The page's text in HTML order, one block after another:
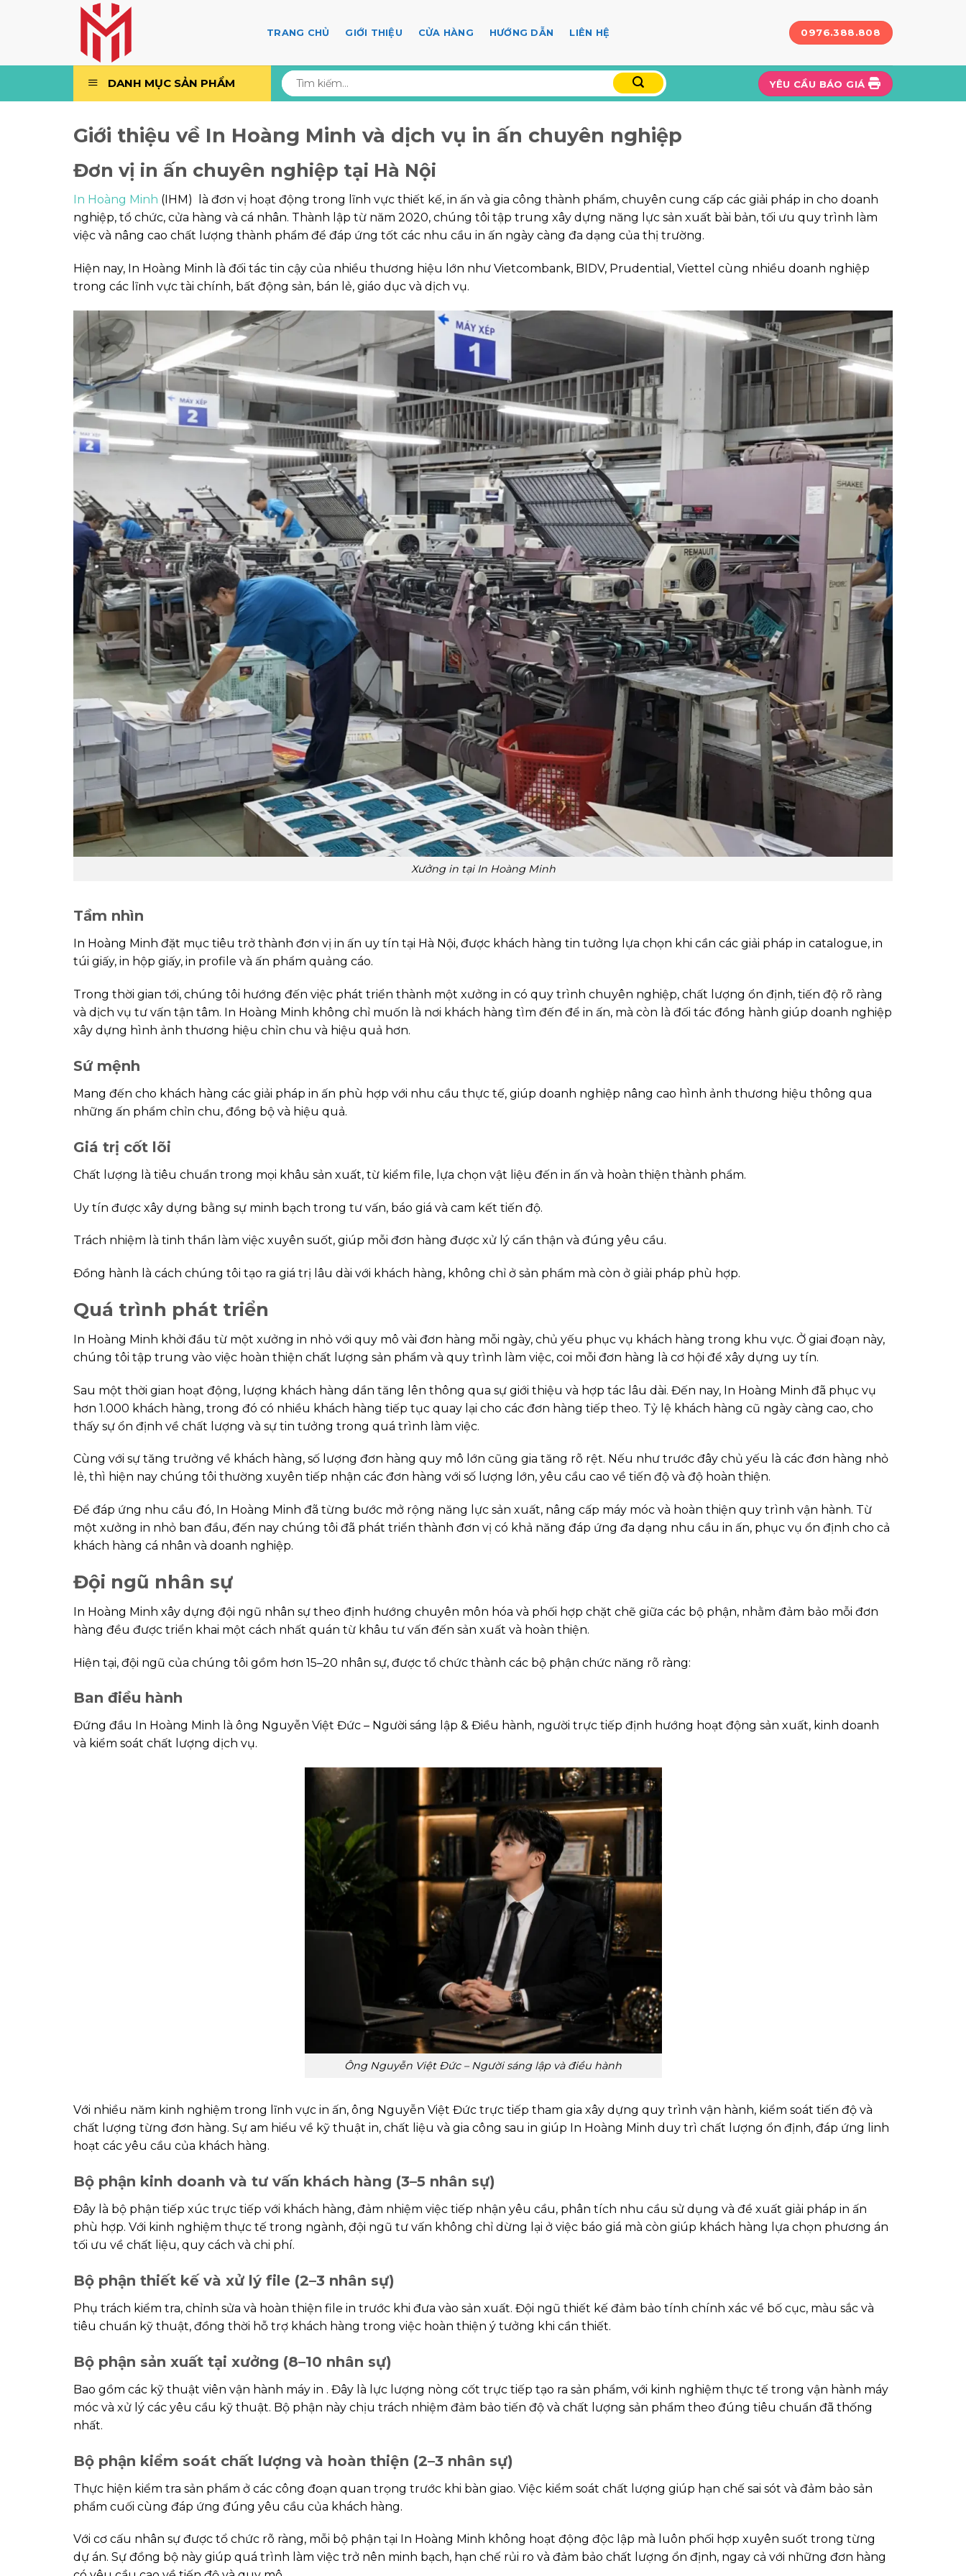
TRANG CHỦ GIỚI THIỆU CỬA HÀNG HƯỚNG DẪN LIÊN HỆ 0976.388.808
DANH MỤC SẢN PHẨM
Tìm
kiếm:
YÊU CẦU BÁO GIÁ
Giới thiệu về In Hoàng Minh và dịch vụ in ấn chuyên nghiệp
Đơn vị in ấn chuyên nghiệp tại Hà Nội
In Hoàng Minh (IHM) là đơn vị hoạt động trong lĩnh vực thiết kế, in ấn và gia công thành phẩm, chuyên cung cấp các giải pháp in cho doanh
nghiệp, tổ chức, cửa hàng và cá nhân. Thành lập từ năm 2020, chúng tôi tập trung xây dựng năng lực sản xuất bài bản, tối ưu quy trình làm
việc và nâng cao chất lượng thành phẩm để đáp ứng tốt các nhu cầu in ấn ngày càng đa dạng của thị trường.
Hiện nay, In Hoàng Minh là đối tác tin cậy của nhiều thương hiệu lớn như Vietcombank, BIDV, Prudential, Viettel cùng nhiều doanh nghiệp
trong các lĩnh vực tài chính, bất động sản, bán lẻ, giáo dục và dịch vụ.
Xưởng in tại In Hoàng Minh
Tầm nhìn
In Hoàng Minh đặt mục tiêu trở thành đơn vị in ấn uy tín tại Hà Nội, được khách hàng tin tưởng lựa chọn khi cần các giải pháp in catalogue, in
túi giấy, in hộp giấy, in profile và ấn phẩm quảng cáo.
Trong thời gian tới, chúng tôi hướng đến việc phát triển thành một xưởng in có quy trình chuyên nghiệp, chất lượng ổn định, tiến độ rõ ràng
và dịch vụ tư vấn tận tâm. In Hoàng Minh không chỉ muốn là nơi khách hàng tìm đến để in ấn, mà còn là đối tác đồng hành giúp doanh nghiệp
xây dựng hình ảnh thương hiệu chỉn chu và hiệu quả hơn.
Sứ mệnh
Mang đến cho khách hàng các giải pháp in ấn phù hợp với nhu cầu thực tế, giúp doanh nghiệp nâng cao hình ảnh thương hiệu thông qua
những ấn phẩm chỉn chu, đồng bộ và hiệu quả.
Giá trị cốt lõi
Chất lượng là tiêu chuẩn trong mọi khâu sản xuất, từ kiểm file, lựa chọn vật liệu đến in ấn và hoàn thiện thành phẩm.
Uy tín được xây dựng bằng sự minh bạch trong tư vấn, báo giá và cam kết tiến độ.
Trách nhiệm là tinh thần làm việc xuyên suốt, giúp mỗi đơn hàng được xử lý cẩn thận và đúng yêu cầu.
Đồng hành là cách chúng tôi tạo ra giá trị lâu dài với khách hàng, không chỉ ở sản phẩm mà còn ở giải pháp phù hợp.
Quá trình phát triển
In Hoàng Minh khởi đầu từ một xưởng in nhỏ với quy mô vài đơn hàng mỗi ngày, chủ yếu phục vụ khách hàng trong khu vực. Ở giai đoạn này,
chúng tôi tập trung vào việc hoàn thiện chất lượng sản phẩm và quy trình làm việc, coi mỗi đơn hàng là cơ hội để xây dựng uy tín.
Sau một thời gian hoạt động, lượng khách hàng dần tăng lên thông qua sự giới thiệu và hợp tác lâu dài. Đến nay, In Hoàng Minh đã phục vụ
hơn 1.000 khách hàng, trong đó có nhiều khách hàng tiếp tục quay lại cho các đơn hàng tiếp theo. Tỷ lệ khách hàng cũ ngày càng cao, cho
thấy sự ổn định về chất lượng và sự tin tưởng trong quá trình làm việc.
Cùng với sự tăng trưởng về khách hàng, số lượng đơn hàng quy mô lớn cũng gia tăng rõ rệt. Nếu như trước đây chủ yếu là các đơn hàng nhỏ
lẻ, thì hiện nay chúng tôi thường xuyên tiếp nhận các đơn hàng với số lượng lớn, yêu cầu cao về tiến độ và độ hoàn thiện.
Để đáp ứng nhu cầu đó, In Hoàng Minh đã từng bước mở rộng năng lực sản xuất, nâng cấp máy móc và hoàn thiện quy trình vận hành. Từ
một xưởng in nhỏ ban đầu, đến nay chúng tôi đã phát triển thành đơn vị có khả năng đáp ứng đa dạng nhu cầu in ấn, phục vụ ổn định cho cả
khách hàng cá nhân và doanh nghiệp.
Đội ngũ nhân sự
In Hoàng Minh xây dựng đội ngũ nhân sự theo định hướng chuyên môn hóa và phối hợp chặt chẽ giữa các bộ phận, nhằm đảm bảo mỗi đơn
hàng đều được triển khai một cách nhất quán từ khâu tư vấn đến sản xuất và hoàn thiện.
Hiện tại, đội ngũ của chúng tôi gồm hơn 15–20 nhân sự, được tổ chức thành các bộ phận chức năng rõ ràng:
Ban điều hành
Đứng đầu In Hoàng Minh là ông Nguyễn Việt Đức – Người sáng lập & Điều hành, người trực tiếp định hướng hoạt động sản xuất, kinh doanh
và kiểm soát chất lượng dịch vụ.
Ông Nguyễn Việt Đức – Người sáng lập và điều hành
Với nhiều năm kinh nghiệm trong lĩnh vực in ấn, ông Nguyễn Việt Đức trực tiếp tham gia xây dựng quy trình vận hành, kiểm soát tiến độ và
chất lượng từng đơn hàng. Sự am hiểu về kỹ thuật in, chất liệu và gia công sau in giúp In Hoàng Minh duy trì chất lượng ổn định, đáp ứng linh
hoạt các yêu cầu của khách hàng.
Bộ phận kinh doanh và tư vấn khách hàng (3–5 nhân sự)
Đây là bộ phận tiếp xúc trực tiếp với khách hàng, đảm nhiệm việc tiếp nhận yêu cầu, phân tích nhu cầu sử dụng và đề xuất giải pháp in ấn
phù hợp. Với kinh nghiệm thực tế trong ngành, đội ngũ tư vấn không chỉ dừng lại ở việc báo giá mà còn giúp khách hàng lựa chọn phương án
tối ưu về chất liệu, quy cách và chi phí.
Bộ phận thiết kế và xử lý file (2–3 nhân sự)
Phụ trách kiểm tra, chỉnh sửa và hoàn thiện file in trước khi đưa vào sản xuất. Đội ngũ thiết kế đảm bảo tính chính xác về bố cục, màu sắc và
tiêu chuẩn kỹ thuật, đồng thời hỗ trợ khách hàng trong việc hoàn thiện ý tưởng khi cần thiết.
Bộ phận sản xuất tại xưởng (8–10 nhân sự)
Bao gồm các kỹ thuật viên vận hành máy in . Đây là lực lượng nòng cốt trực tiếp tạo ra sản phẩm, với kinh nghiệm thực tế trong vận hành máy
móc và xử lý các yêu cầu kỹ thuật. Bộ phận này chịu trách nhiệm đảm bảo tiến độ và chất lượng sản phẩm theo đúng tiêu chuẩn đã thống
nhất.
Bộ phận kiểm soát chất lượng và hoàn thiện (2–3 nhân sự)
Thực hiện kiểm tra sản phẩm ở các công đoạn quan trọng trước khi bàn giao. Việc kiểm soát chất lượng giúp hạn chế sai sót và đảm bảo sản
phẩm cuối cùng đáp ứng đúng yêu cầu của khách hàng.
Với cơ cấu nhân sự được tổ chức rõ ràng, mỗi bộ phận tại In Hoàng Minh không hoạt động độc lập mà luôn phối hợp xuyên suốt trong từng
dự án. Sự đồng bộ này giúp quá trình làm việc trở nên minh bạch, hạn chế rủi ro và đảm bảo chất lượng ổn định, ngay cả với những đơn hàng